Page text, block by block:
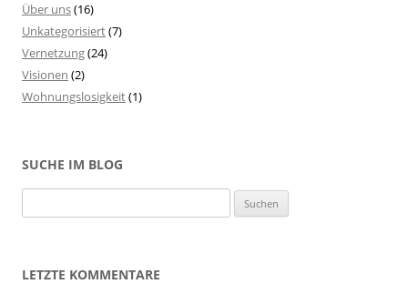
Über uns(16)
Unkategorisiert(7)
Vernetzung(24)
Visionen (2)
Wohnungslosigkeit(1)
SUCHE IM BLOG
u
LETZTE KOMMENTARE